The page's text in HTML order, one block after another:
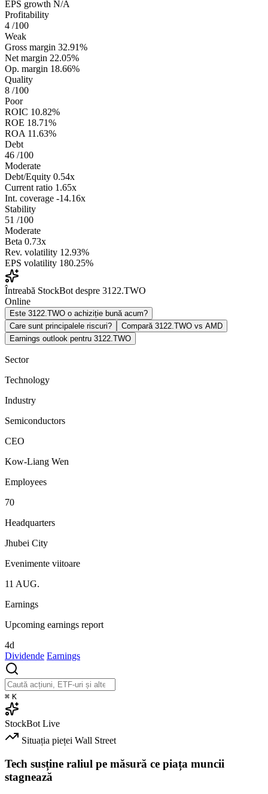
EPS growth N/A
Profitability
4 /100
Weak
Gross margin 32.91%
Net margin 22.05%
Op. margin 18.66%
Quality
8 /100
Poor
ROIC 10.82%
ROE 18.71%
ROA 11.63%
Debt
46 /100
Moderate
Debt/Equity 0.54x
Current ratio 1.65x
Int. coverage -14.16x
Stability
51 /100
Moderate
Beta 0.73x
Rev. volatility 12.93%
EPS volatility 180.25%
Întreabă StockBot despre 3122.TWO
Online
Este 3122.TWO o achiziție bună acum?
Care sunt principalele riscuri?
Compară 3122.TWO vs AMD
Earnings outlook pentru 3122.TWO
Sector
Technology
Industry
Semiconductors
CEO
Kow-Liang Wen
Employees
70
Headquarters
Jhubei City
Evenimente viitoare
11 AUG.
Earnings
Upcoming earnings report
4d
Dividende Earnings
⌘ K
StockBot Live
Situația pieței Wall Street
Tech susține raliul pe măsură ce piața muncii
stagnează